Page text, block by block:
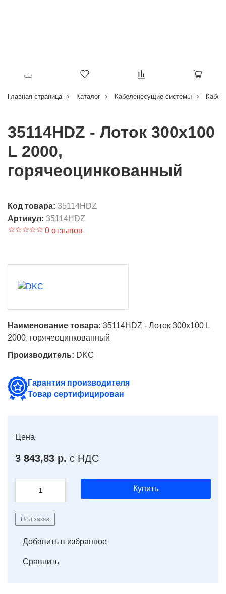
Главная страница Каталог Кабеленесущие системы
35114HDZ - Лоток 300х100
L 2000,
горячеоцинкованный
Код товара: 35114HDZ
Артикул: 35114HDZ
0 отзывов
Наименование товара: 35114HDZ - Лоток 300х100 L
2000, горячеоцинкованный
Производитель: DKC
Гарантия производителя
Товар сертифицирован
Цена
3 843,83 р. с НДС
Купить
Под заказ
Добавить в избранное
Сравнить